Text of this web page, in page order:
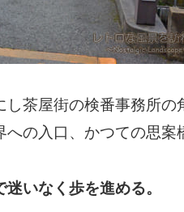
茶屋街の検番事務所
の入口、かつての思案
いなく歩を進める。